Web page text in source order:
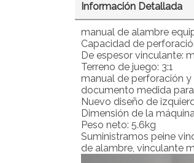
Información Detallada
manual de alambre
Capacidad de
De espesor vinculante:
Terreno de juego: 3:1
manual de perforación
documento medida
Nuevo diseño de
Dimensión de la
Peso neto: 5.6kg
Suministramos peine
de alambre, vinculante